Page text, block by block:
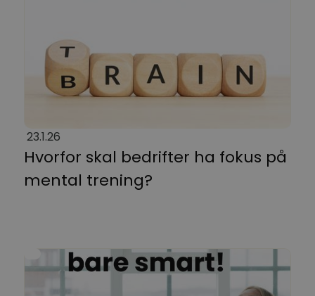
23.1.26
Hvorfor skal bedrifter ha fokus på
mental trening?